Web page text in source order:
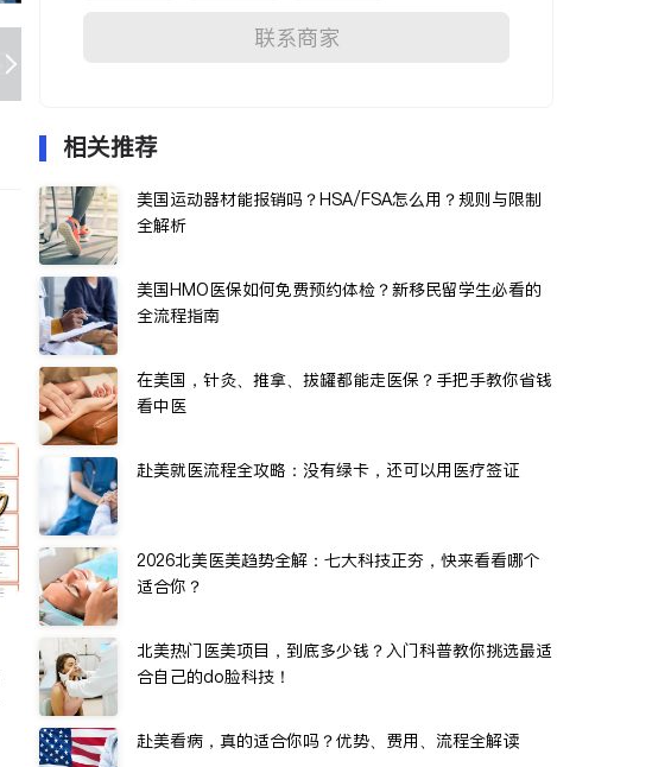
联系商家
相关推荐
美国运动器材能报销吗？HSA/FSA怎么用？规则与限制
全解析
美国HMO医保如何免费预约体检？新移民留学生必看的
全流程指南
在美国，针灸、推拿、拔罐都能走医保？手把手教你省钱
看中医
赴美就医流程全攻略：没有绿卡，还可以用医疗签证
2026北美医美趋势全解：七大科技正夯，快来看看哪个
适合你？
北美热门医美项目，到底多少钱？入门科普教你挑选最适
合自己的do脸科技！
赴美看病，真的适合你吗？优势、费用、流程全解读